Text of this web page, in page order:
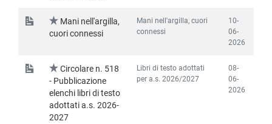
Mani nell'argilla,
cuori connessi
Mani nell'argilla, cuori
connessi
10-
06-
2026
Circolare n. 518
- Pubblicazione
elenchi libri di testo
adottati a.s. 2026-
2027
Libri di testo adottati
per a.s. 2026/2027
08-
06-
2026